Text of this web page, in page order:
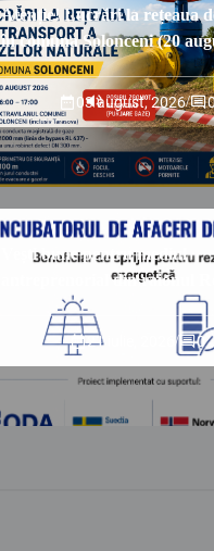
Atenție! Lucrări la rețeaua
în comuna Solonceni (20
03 august, 2026/
Vești bune pentru mediul
antreprenorial din raionul
21 iulie, 2026 / 0